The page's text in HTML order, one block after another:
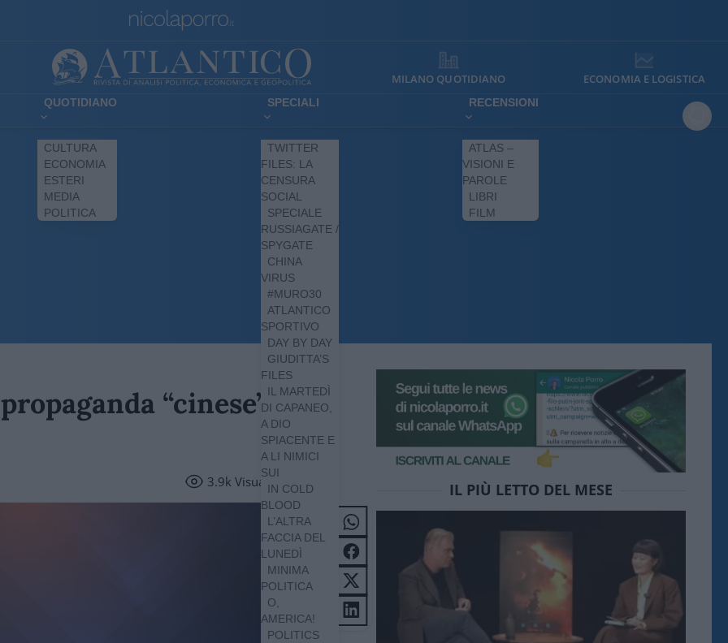
MILANO QUOTIDIANO ECONOMIA E LOGISTICA
QUOTIDIANO
CULTURA
ECONOMIA
ESTERI
MEDIA
POLITICA
SPECIALI
TWITTER
FILES: LA
CENSURA
SOCIAL
SPECIALE
RUSSIAGATE /
SPYGATE
CHINA
VIRUS
#MURO30
ATLANTICO
SPORTIVO
DAY BY DAY
GIUDITTA’S
FILES
IL MARTEDÌ
DI CAPANEO,
A DIO
SPIACENTE E
A LI NIMICI
SUI
IN COLD
BLOOD
L’ALTRA
FACCIA DEL
LUNEDÌ
MINIMA
POLITICA
O,
AMERICA!
POLITICS
RECENSIONI
ATLAS –
VISIONI E
PAROLE
LIBRI
FILM
“cinese” del
3.9k Visualizzazioni IL PIÙ LETTO DEL MESE